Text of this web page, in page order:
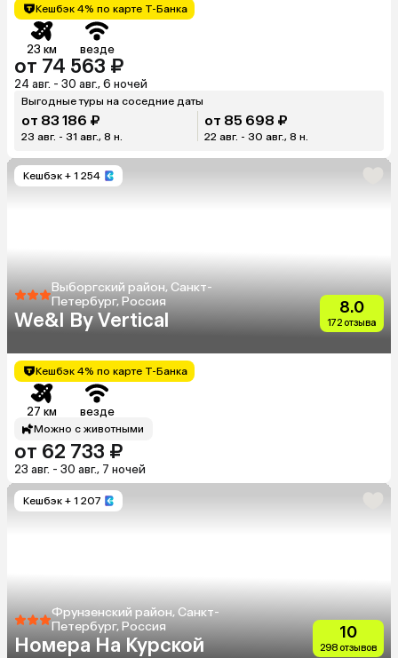
Кешбэк 4% по карте Т-Банка
23 км везде
от 74 563 ₽
24 авг. - 30 авг., 6 ночей
Выгодные туры на соседние даты
от 83 186 ₽
23 авг. - 31 авг., 8 н.
от 85 698 ₽
22 авг. - 30 авг., 8 н.
Кешбэк + 1 254
Выборгский район, Санкт-
Петербург, Россия
We&I By Vertical
8.0
172 отзыва
Кешбэк 4% по карте Т-Банка
27 км везде
Можно с животными
от 62 733 ₽
23 авг. - 30 авг., 7 ночей
Кешбэк + 1 207
Фрунзенский район, Санкт-
Петербург, Россия
Номера На Курской
10
298 отзывов